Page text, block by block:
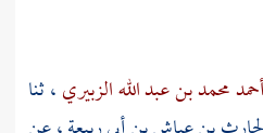
محمد بن عبد الله الزبيري، ثنا